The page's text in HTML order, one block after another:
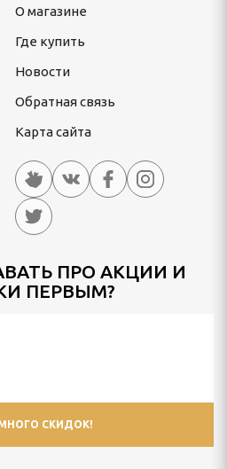
О магазине
Где купить
Новости
Обратная связь
Карта сайта
ПРО АКЦИИ И
ПЕРВЫМ?